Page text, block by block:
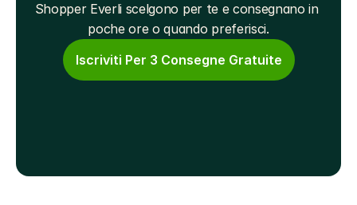
Shopper Everli scelgono per te e consegnano in
poche ore o quando preferisci.
Iscriviti Per 3 Consegne Gratuite